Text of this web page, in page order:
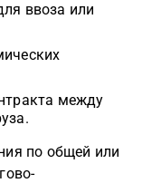
ввоза или
между
по общей или